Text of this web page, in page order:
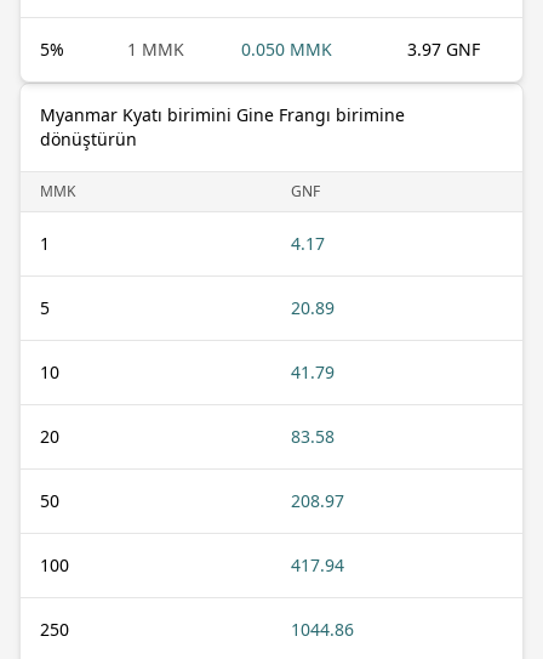
5% 1 MMK 0.050 MMK 3.97 GNF
Myanmar Kyatı birimini Gine Frangı birimine
dönüştürün
MMK GNF
1 4.17
5 20.89
10 41.79
20 83.58
50 208.97
100 417.94
250 1044.86